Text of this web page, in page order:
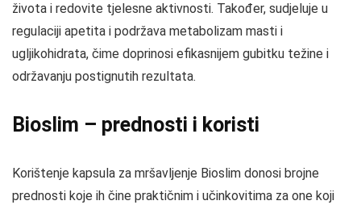
života i redovite tjelesne aktivnosti. Također, sudjeluje u
regulaciji apetita i podržava metabolizam masti i
ugljikohidrata, čime doprinosi efikasnijem gubitku težine i
održavanju postignutih rezultata.
Bioslim – prednosti i koristi
Korištenje kapsula za mršavljenje Bioslim donosi brojne
prednosti koje ih čine praktičnim i učinkovitima za one koji